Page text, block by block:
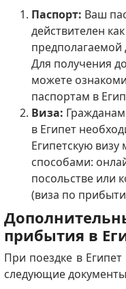
Паспорт: Ваш
действителен
предполагаемой
Для получения
можете
паспортам в
Виза:
в Египет
Египетскую
способами:
посольстве или
(виза по
прибытия в
При поездке в
следующие